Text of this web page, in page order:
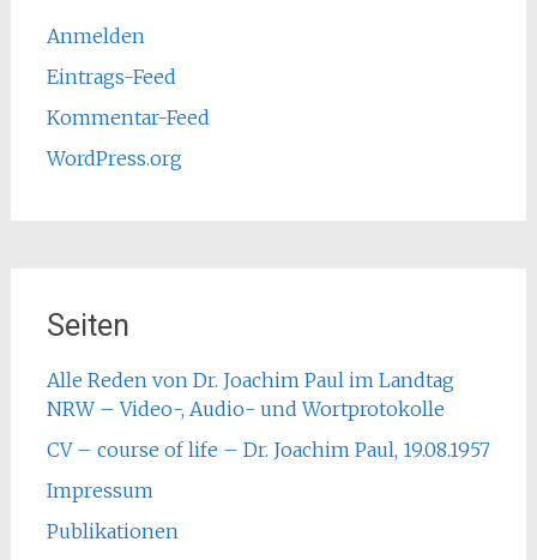
Anmelden
Eintrags-Feed
Kommentar-Feed
WordPress.org
Seiten
Alle Reden von Dr. Joachim Paul im Landtag
NRW – Video-, Audio- und Wortprotokolle
CV – course of life – Dr. Joachim Paul, 19.08.1957
Impressum
Publikationen